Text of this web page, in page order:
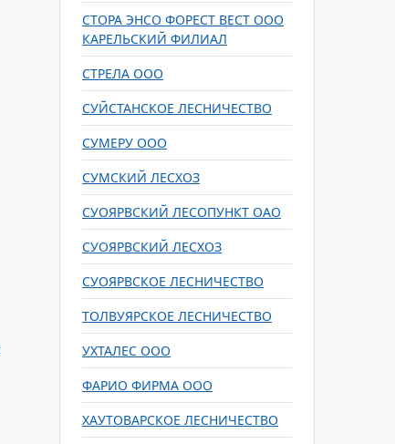
СТОРА ЭНСО ФОРЕСТ ВЕСТ ООО
КАРЕЛЬСКИЙ ФИЛИАЛ
СТРЕЛА ООО
СУЙСТАНСКОЕ ЛЕСНИЧЕСТВО
СУМЕРУ ООО
СУМСКИЙ ЛЕСХОЗ
СУОЯРВСКИЙ ЛЕСОПУНКТ ОАО
СУОЯРВСКИЙ ЛЕСХОЗ
СУОЯРВСКОЕ ЛЕСНИЧЕСТВО
ТОЛВУЯРСКОЕ ЛЕСНИЧЕСТВО
УХТАЛЕС ООО
ФАРИО ФИРМА ООО
ХАУТОВАРСКОЕ ЛЕСНИЧЕСТВО